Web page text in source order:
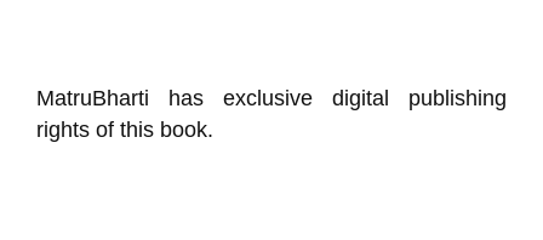
MatruBharti has exclusive digital publishing
rights of this book.